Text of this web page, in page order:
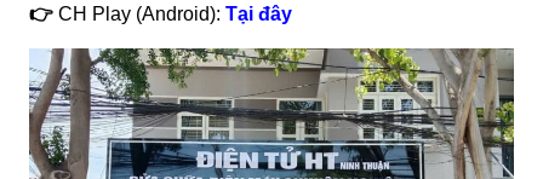
👉 CH Play (Android): Tại đây